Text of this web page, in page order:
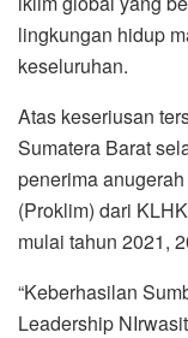
lingkungan hidup
keseluruhan.
Atas keseriusan
Sumatera Barat
penerima
(Proklim) dari
mulai tahun 2021,
“Keberhasilan
Leadership